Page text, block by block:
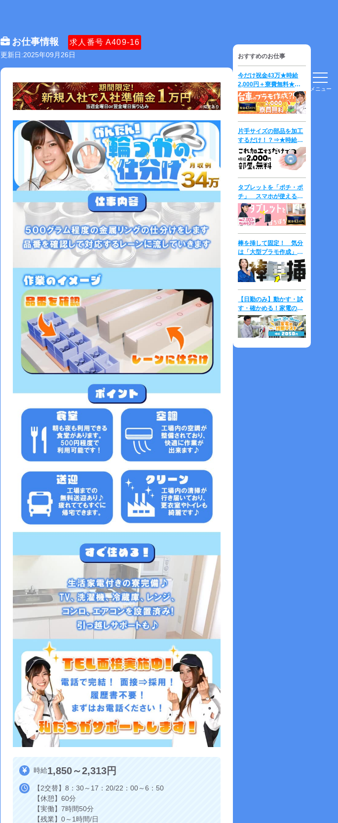
メニュー
お仕事情報 求人番号 A409-16
更新日:2025年09月26日
時給1,850～2,313円
【2交替】8：30～17：20/22：00～6：50
【休憩】60分
【実働】7時間50分
【残業】0～1時間/日
おすすめのお仕事
今だけ祝金43万★時給
2,000円＋寮費無料★台
車の「プラモデル」を作
成して運ぶだけ？！
片手サイズの部品を加工
するだけ！？⇒★時給
2000円＋寮費無料★
タブレットを「ポチ・ポ
チ」 スマホが使える方
は即戦力？！ 時給
2,300円！
棒を挿して固定！ 気分
は「大型プラモ作成」⇒
時給2,000円！
【日勤のみ】動かす・試
す・確かめる！家電の性
能テスト♪未経験歓迎！
マニュアル完備◎